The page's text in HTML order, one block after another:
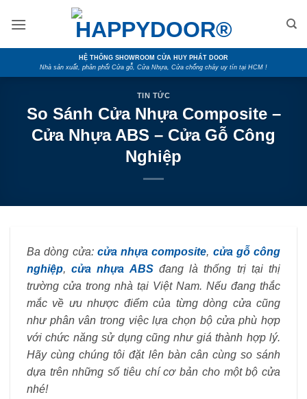
HỆ THỐNG SHOWROOM CỬA HUY PHÁT DOOR
Nhà sản xuất, phân phối Cửa gỗ, Cửa Nhựa, Cửa chống cháy uy tín tại HCM !
TIN TỨC
So Sánh Cửa Nhựa Composite –
Cửa Nhựa ABS – Cửa Gỗ Công
Nghiệp
Ba dòng cửa: cửa nhựa composite, cửa gỗ công
nghiệp,cửa nhựa ABSđang là thống trị tại thị
trường cửa trong nhà tại Việt Nam. Nếu đang thắc
mắc về ưu nhược điểm của từng dòng cửa cũng
như phân vân trong việc lựa chọn bộ cửa phù hợp
với chức năng sử dụng cũng như giá thành hợp lý.
Hãy cùng chúng tôi đặt lên bàn cân cùng so sánh
dựa trên những số tiêu chí cơ bản cho một bộ cửa
nhé!